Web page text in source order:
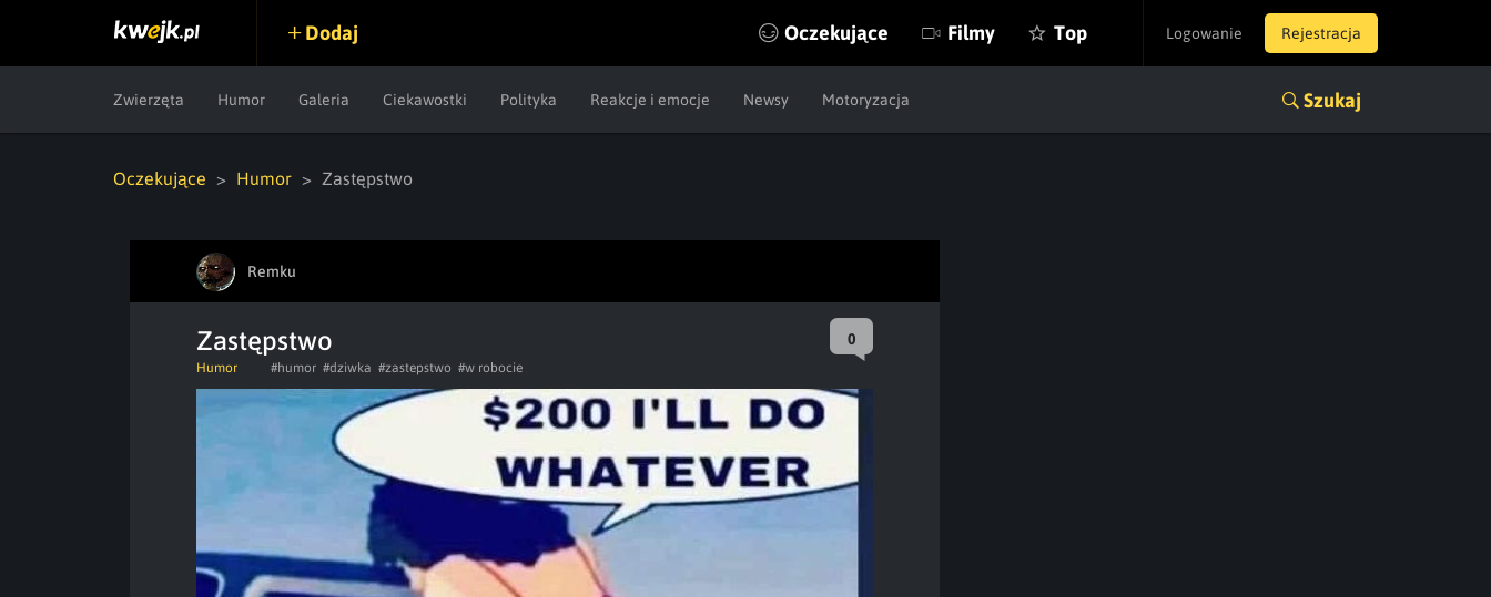
Logowanie Rejestracja
Dodaj Oczekujące Filmy Top
Zwierzęta Humor Galeria Ciekawostki Polityka Reakcje i emocje Newsy Motoryzacja Szukaj
Oczekujące Humor Zastępstwo
Remku
Zastępstwo 0
Humor #humor #dziwka #zastepstwo #w robocie